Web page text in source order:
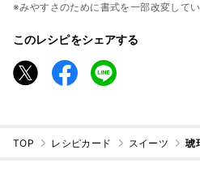
※みやすさのために書式を一部改変してい
このレシピをシェアする
TOP レシピカード スイーツ 琥